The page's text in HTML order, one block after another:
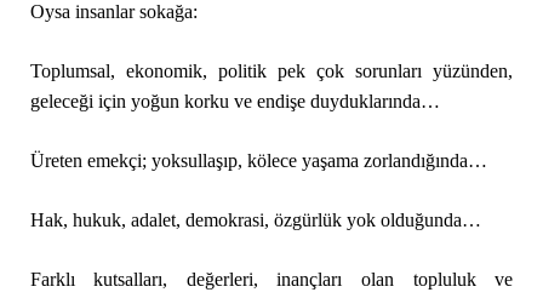
Oysa insanlar sokağa:
Toplumsal, ekonomik, politik pek çok sorunları yüzünden,
geleceği için yoğun korku ve endişe duyduklarında…
Üreten emekçi; yoksullaşıp, kölece yaşama zorlandığında…
Hak, hukuk, adalet, demokrasi, özgürlük yok olduğunda…
Farklı kutsalları, değerleri, inançları olan topluluk ve